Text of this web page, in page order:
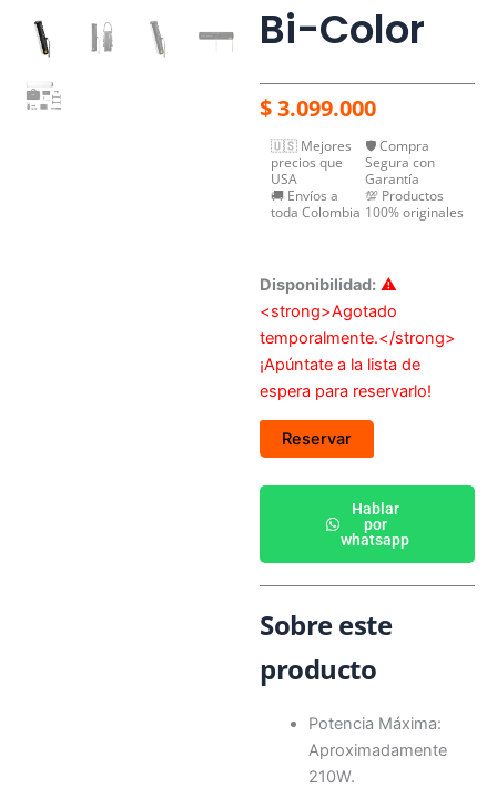
Bi-Color
$3.099.000
🇺🇸 Mejores
precios que
USA
🚚 Envíos a
toda Colombia
🛡️ Compra
Segura con
Garantía
💯 Productos
100% originales
Disponibilidad: ⚠️
<strong>Agotado
temporalmente.</strong>
¡Apúntate a la lista de
espera para reservarlo!
Reservar
Hablar
por
whatsapp
Sobre este
producto
Potencia Máxima:
Aproximadamente
210W.